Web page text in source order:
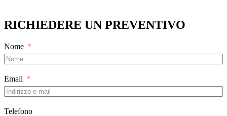
RICHIEDERE UN PREVENTIVO
Nome
Email
Telefono